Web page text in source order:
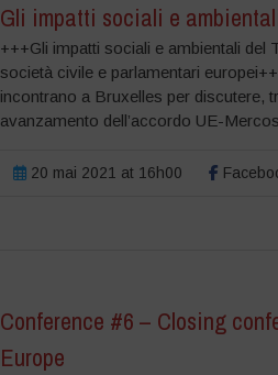
Gli impatti sociali e
+++Gli impatti sociali e ambientali
società civile e parlamentari
incontrano a Bruxelles per discutere,
avanzamento dell’accordo UE-
20 mai 2021 at 16h00
Conference #6 – Closing
Europe